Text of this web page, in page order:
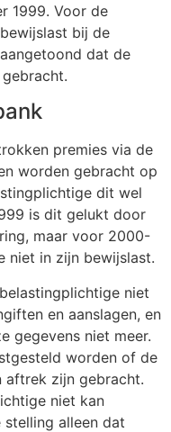
1999. Voor de
bij de
dat de
gebracht.
premies via de
worden gebracht op
dit wel
is dit gelukt door
maar voor 2000-
niet in zijn bewijslast.
niet
en aanslagen, en
gegevens niet meer.
worden of de
aftrek zijn gebracht.
niet kan
alleen dat